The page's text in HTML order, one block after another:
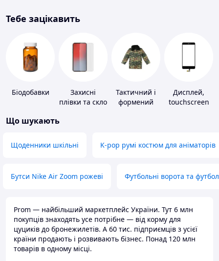
Тебе зацікавить
Біодобавки
Захисні
плівки та скло
Тактичний і
формений
Дисплей,
touchscreen
Що шукають
Щоденники шкільні K-pop румі костюм для аніматорів
Бутси Nike Air Zoom рожеві Футбольні ворота та
Prom — найбільший маркетплейс України. Тут 6 млн
покупців знаходять усе потрібне — від корму для
цуциків до бронежилетів. А 60 тис. підприємців з усієї
країни продають і розвивають бізнес. Понад 120 млн
товарів в одному місці.